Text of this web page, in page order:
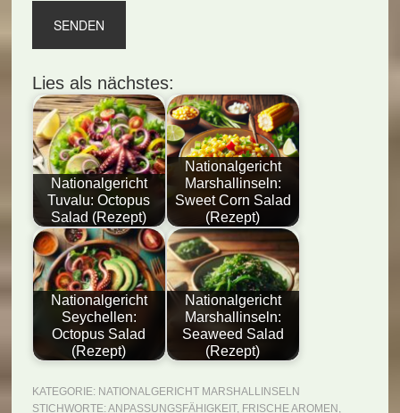
Lies als nächstes:
Nationalgericht
Tuvalu: Octopus
Salad (Rezept)
Nationalgericht
Marshallinseln:
Sweet Corn Salad
(Rezept)
Nationalgericht
Seychellen:
Octopus Salad
(Rezept)
Nationalgericht
Marshallinseln:
Seaweed Salad
(Rezept)
KATEGORIE: NATIONALGERICHT MARSHALLINSELN
STICHWORTE: ANPASSUNGSFÄHIGKEIT, FRISCHE AROMEN ,